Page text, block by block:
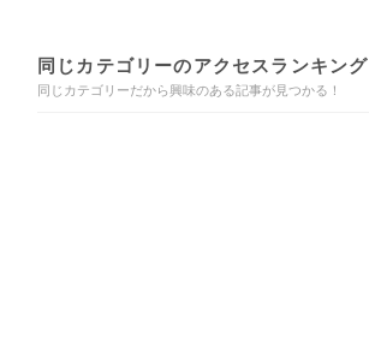
同じカテゴリーのアクセスランキング
同じカテゴリーだから興味のある記事が見つかる！